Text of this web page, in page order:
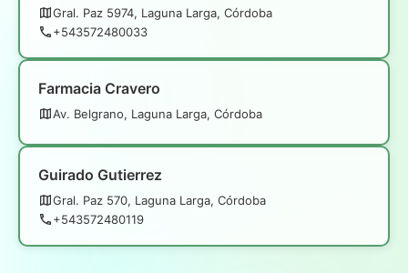
Gral. Paz 5974, Laguna Larga, Córdoba
+543572480033
Farmacia Cravero
Av. Belgrano, Laguna Larga, Córdoba
Guirado Gutierrez
Gral. Paz 570, Laguna Larga, Córdoba
+543572480119